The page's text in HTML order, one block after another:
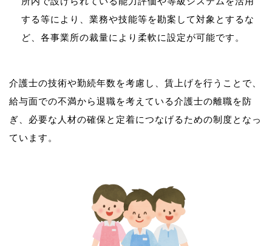
する等により、業務や技能等を勘案して対象とするな
ど、各事業所の裁量により柔軟に設定が可能です。
介護士の技術や勤続年数を考慮し、賃上げを行うことで、
給与面での不満から退職を考えている介護士の離職を防
ぎ、必要な人材の確保と定着につなげるための制度となっ
ています。